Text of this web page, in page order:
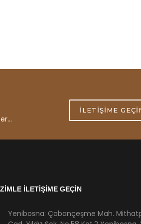
İLETIŞIME
İLETİŞİME GEÇİN
Yenibosna: Çobançeşme Mah.